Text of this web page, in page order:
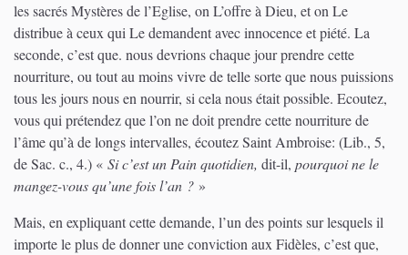
les sacrés Mystères de l’Eglise, on L’offre à Dieu, et on Le
distribue à ceux qui Le demandent avec innocence et piété. La
seconde, c’est que. nous devrions chaque jour prendre cette
nourriture, ou tout au moins vivre de telle sorte que nous puissions
tous les jours nous en nourrir, si cela nous était possible. Ecoutez,
vous qui prétendez que l’on ne doit prendre cette nourriture de
l’âme qu’à de longs intervalles, écoutez Saint Ambroise: (Lib., 5,
de Sac. c., 4.) « Si c’est un Pain quotidien, dit-il, pourquoi ne le
mangez-vous qu’une fois l’an ? »
Mais, en expliquant cette demande, l’un des points sur lesquels il
importe le plus de donner une conviction aux Fidèles, c’est que,